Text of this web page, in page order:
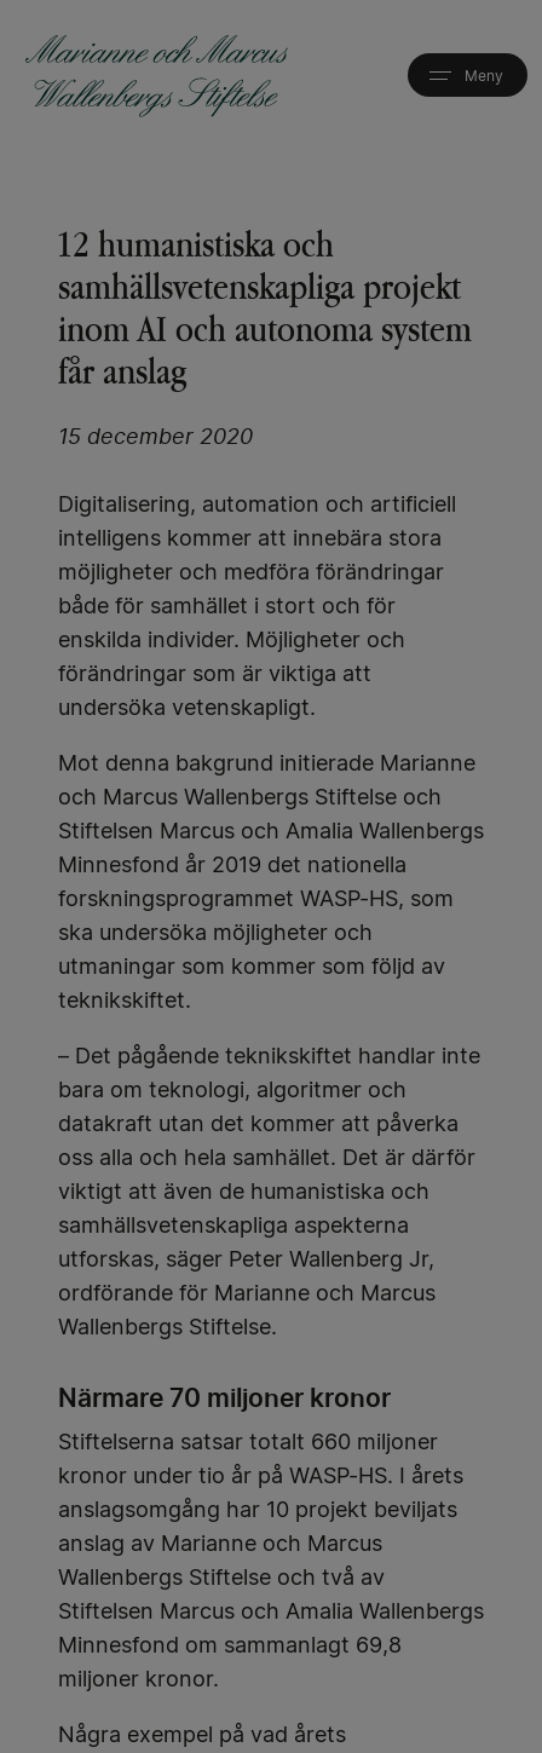
huvudinnehåll
12 humanistiska och
samhällsvetenskapliga projekt
inom AI och autonoma system
får anslag
15 december 2020
Digitalisering, automation och artificiell
intelligens kommer att innebära stora
möjligheter och medföra förändringar
både för samhället i stort och för
enskilda individer. Möjligheter och
förändringar som är viktiga att
undersöka vetenskapligt.
Mot denna bakgrund initierade Marianne
och Marcus Wallenbergs Stiftelse och
Stiftelsen Marcus och Amalia Wallenbergs
Minnesfond år 2019 det nationella
forskningsprogrammet WASP-HS, som
ska undersöka möjligheter och
utmaningar som kommer som följd av
teknikskiftet.
– Det pågående teknikskiftet handlar inte
bara om teknologi, algoritmer och
datakraft utan det kommer att påverka
oss alla och hela samhället. Det är därför
viktigt att även de humanistiska och
samhällsvetenskapliga aspekterna
utforskas, säger Peter Wallenberg Jr,
ordförande för Marianne och Marcus
Wallenbergs Stiftelse.
Närmare 70 miljoner kronor
Stiftelserna satsar totalt 660 miljoner
kronor under tio år på WASP-HS. I årets
anslagsomgång har 10 projekt beviljats
anslag av Marianne och Marcus
Wallenbergs Stiftelse och två av
Stiftelsen Marcus och Amalia Wallenbergs
Minnesfond om sammanlagt 69,8
miljoner kronor.
Några exempel på vad årets